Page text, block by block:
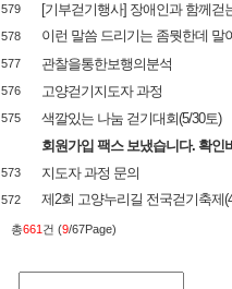
579 [기부걷기행사] 장애인과 함께걷
578 이런 말씀 드리기는 좀뭣한데 말
577 관찰을통한보행의분석
576 고양걷기지도자 과정
575
색깔있는 나눔 걷기대회(5/30토)
회원가입 팩스 보냈습니다. 확인
573 지도자 과정 문의
572 제2회 고양누리길 전국걷기축제
총661 건 (9/67Page)